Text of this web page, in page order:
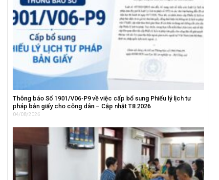
Thông báo Số 1901/V06-P9 về việc cấp bổ sung Phiếu lý lịch tư
pháp bản giấy cho công dân – Cập nhật T8.2026
04/08/2026